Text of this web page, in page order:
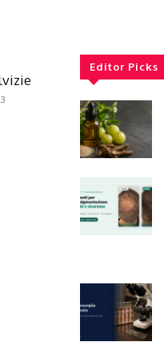
Editor Picks